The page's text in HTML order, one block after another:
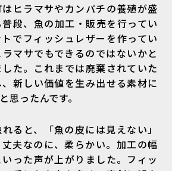
ヒラマサやカンパチの養殖が盛
段、魚の加工・販売を行ってい
でフィッシュレザーを作ってい
マサでもできるのではないかと
た。これまでは廃棄されていた
新しい価値を生み出せる素材に
思ったんです。
ると、「魚の皮には見えない」
丈夫なのに、柔らかい。加工の幅
った声が上がりました。フィッ